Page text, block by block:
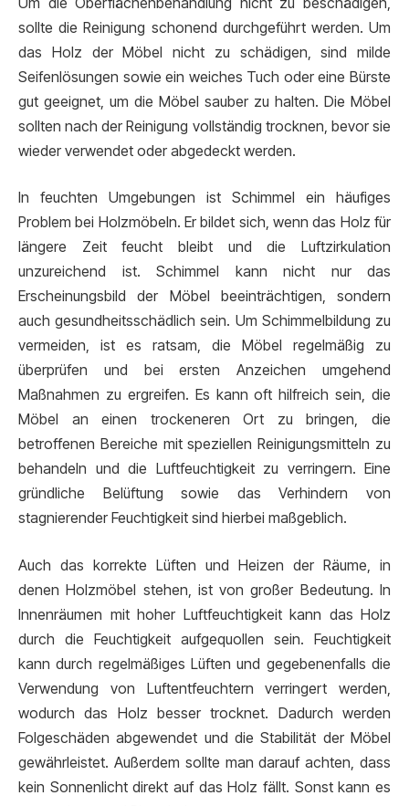
sollte die Reinigung schonend durchgeführt werden. Um
das Holz der Möbel nicht zu schädigen, sind milde
Seifenlösungen sowie ein weiches Tuch oder eine Bürste
gut geeignet, um die Möbel sauber zu halten. Die Möbel
sollten nach der Reinigung vollständig trocknen, bevor sie
wieder verwendet oder abgedeckt werden.
In feuchten Umgebungen ist Schimmel ein häufiges
Problem bei Holzmöbeln. Er bildet sich, wenn das Holz für
längere Zeit feucht bleibt und die Luftzirkulation
unzureichend ist. Schimmel kann nicht nur das
Erscheinungsbild der Möbel beeinträchtigen, sondern
auch gesundheitsschädlich sein. Um Schimmelbildung zu
vermeiden, ist es ratsam, die Möbel regelmäßig zu
überprüfen und bei ersten Anzeichen umgehend
Maßnahmen zu ergreifen. Es kann oft hilfreich sein, die
Möbel an einen trockeneren Ort zu bringen, die
betroffenen Bereiche mit speziellen Reinigungsmitteln zu
behandeln und die Luftfeuchtigkeit zu verringern. Eine
gründliche Belüftung sowie das Verhindern von
stagnierender Feuchtigkeit sind hierbei maßgeblich.
Auch das korrekte Lüften und Heizen der Räume, in
denen Holzmöbel stehen, ist von großer Bedeutung. In
Innenräumen mit hoher Luftfeuchtigkeit kann das Holz
durch die Feuchtigkeit aufgequollen sein. Feuchtigkeit
kann durch regelmäßiges Lüften und gegebenenfalls die
Verwendung von Luftentfeuchtern verringert werden,
wodurch das Holz besser trocknet. Dadurch werden
Folgeschäden abgewendet und die Stabilität der Möbel
gewährleistet. Außerdem sollte man darauf achten, dass
kein Sonnenlicht direkt auf das Holz fällt. Sonst kann es